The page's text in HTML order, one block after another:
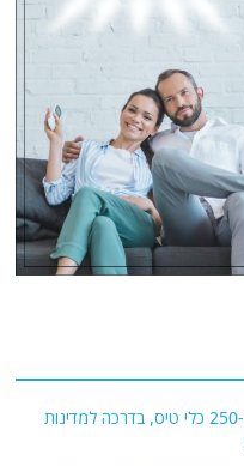
רכבת אווירית אמריקאית חריגה בהיקפה , כ-250 כלי טיס, בדרכה למדינות